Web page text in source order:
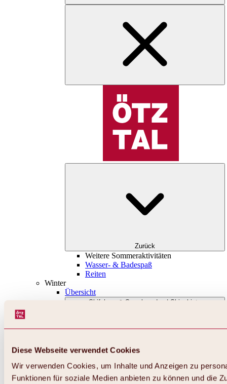
Diese Webseite verwendet Cookies
Wir verwenden Cookies, um Inhalte und Anzeigen zu
Funktionen für soziale Medien anbieten zu können und die
Zurück
Weitere Sommeraktivitäten
Wasser- & Badespaß
Reiten
Winter
Übersicht
Skifahren & Snowboarden | Skigebiete